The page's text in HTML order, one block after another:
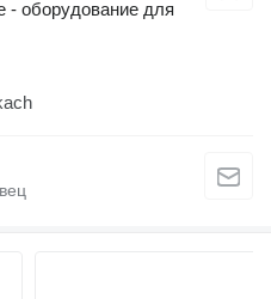
оборудование для